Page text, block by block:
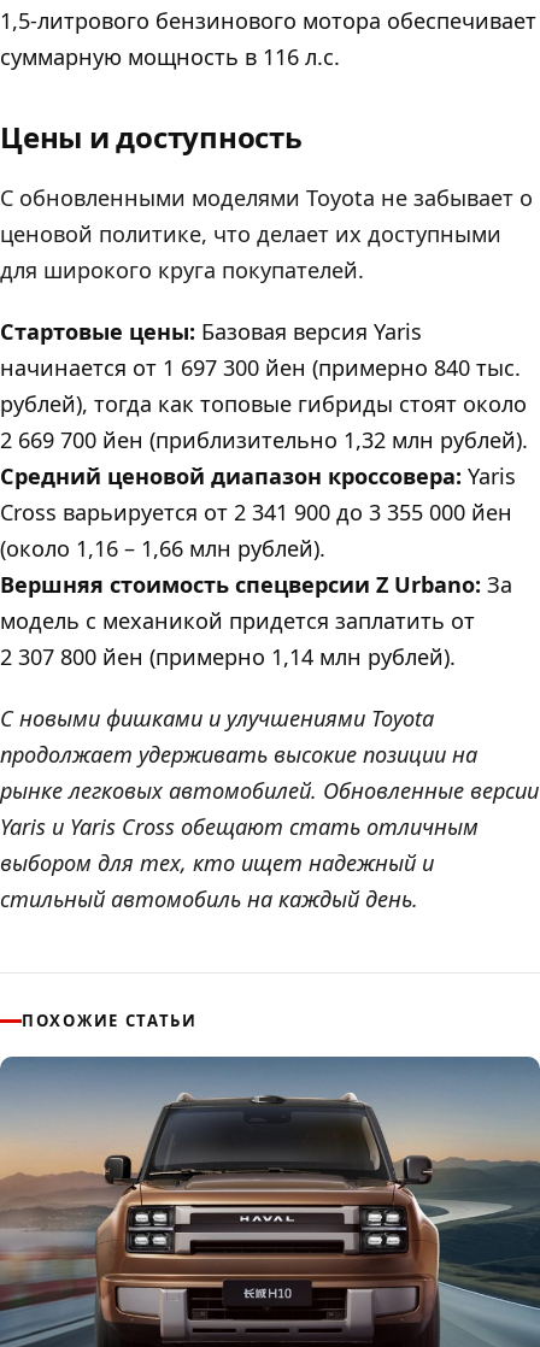
1,5-литрового бензинового мотора обеспечивает
суммарную мощность в 116 л.с.
Цены и доступность
C обновленными моделями Toyota не забывает о
ценовой политике, что делает их доступными
для широкого круга покупателей.
Стартовые цены: Базовая версия Yaris
начинается от 1 697 300 йен (примерно 840 тыс.
рублей), тогда как топовые гибриды стоят около
2 669 700 йен (приблизительно 1,32 млн рублей).
Cредний ценовой диапазон кроссовера: Yaris
Cross варьируется от 2 341 900 до 3 355 000 йен
(около 1,16 – 1,66 млн рублей).
Bершняя стоимость спецверсии Z Urbano: За
модель с механикой придется заплатить от
2 307 800 йен (примерно 1,14 млн рублей).
C новыми фишками и улучшениями Toyota
продолжает удерживать высокие позиции на
рынке легковых автомобилей. Обновленные версии
Yaris и Yaris Cross обещают стать отличным
выбором для тех, кто ищет надежный и
стильный автомобиль на каждый день.
ПОХОЖИЕ СТАТЬИ